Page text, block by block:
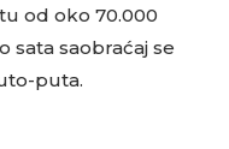
od oko 70.000
sata saobraćaj se
puta.